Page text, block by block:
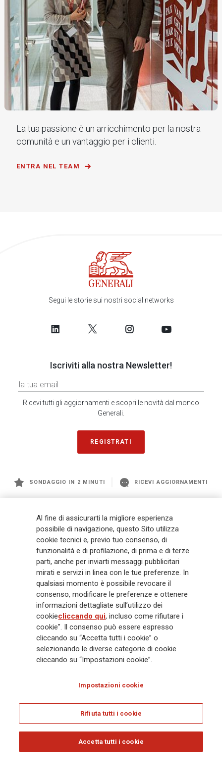
La tua passione è un arricchimento per la nostra
comunità e un vantaggio per i clienti.
ENTRA NEL TEAM
Segui le storie sui nostri social networks
Iscriviti alla nostra Newsletter!
Ricevi tutti gli aggiornamenti e scopri le novità dal mondo
Generali.
REGISTRATI
SONDAGGIO IN 2 MINUTI RICEVI AGGIORNAMENTI
management a livello globale, con premi complessivi pari a € 98,1
miliardi e € 900 miliardi di AUM nel 2025. Fondato nel 1831, con oltre 88
mila dipendenti e 163 mila agenti che servono 75 milioni di clienti, il
Gruppo ha una posizione di leadership in Europa e una presenza
crescente in Asia e America. Al centro della strategia di Generali c'è il suo
impegno Lifetime Partner verso i clienti, realizzato attraverso soluzioni
innovative e personalizzate, un'esperienza cliente di prima classe e le sue
capacità di distribuzione globale digitalizzata. Il Gruppo ha
completamente integrato la sostenibilità in tutte le scelte strategiche, con
l'obiettivo di creare valore per tutti gli stakeholder mentre costruisce una
società più equa e resiliente.
Legal Info Cookie Policy Privacy & GDPR
Al fine di assicurarti la migliore esperienza
possibile di navigazione, questo Sito utilizza
cookie tecnici e, previo tuo consenso, di
funzionalità e di profilazione, di prima e di terze
parti, anche per inviarti messaggi pubblicitari
mirati e servizi in linea con le tue preferenze. In
qualsiasi momento è possibile revocare il
consenso, modificare le preferenze e ottenere
informazioni dettagliate sull’utilizzo dei
cookiecliccando qui, incluso come rifiutare i
cookie". Il consenso può essere espresso
cliccando su “Accetta tutti i cookie” o
selezionando le diverse categorie di cookie
cliccando su “Impostazioni cookie”.
Impostazioni cookie
Rifiuta tutti i cookie
Accetta tutti i cookie